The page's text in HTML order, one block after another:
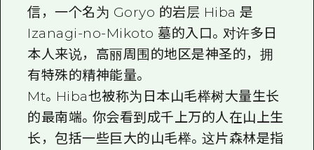
信，一个名为 Goryo 的岩层 Hiba 是
Izanagi-no-Mikoto 墓的入口。对许多日
本人来说，高丽周围的地区是神圣的，拥
有特殊的精神能量。
Mt。Hiba也被称为日本山毛榉树大量生长
的最南端。你会看到成千上万的人在山上生
长，包括一些巨大的山毛榉。这片森林是指